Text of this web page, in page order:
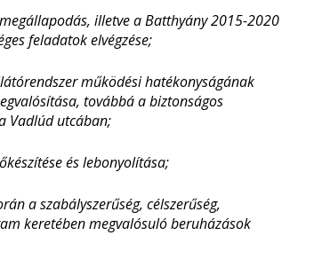
illetve a Batthyány 2015-2020
feladatok elvégzése;
működési hatékonyságának
továbbá a biztonságos
Vadlúd utcában;
és lebonyolítása;
a szabályszerűség, célszerűség,
keretében megvalósuló beruházások